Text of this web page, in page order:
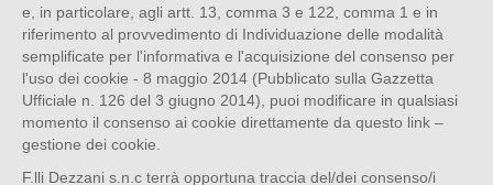
e, in particolare, agli artt. 13, comma 3 e 122, comma 1 e in
riferimento al provvedimento di Individuazione delle modalità
semplificate per l'informativa e l'acquisizione del consenso per
l'uso dei cookie - 8 maggio 2014 (Pubblicato sulla Gazzetta
Ufficiale n. 126 del 3 giugno 2014), puoi modificare in qualsiasi
momento il consenso ai cookie direttamente da questo link –
gestione dei cookie.
F.lli Dezzani s.n.c terrà opportuna traccia del/dei consenso/i